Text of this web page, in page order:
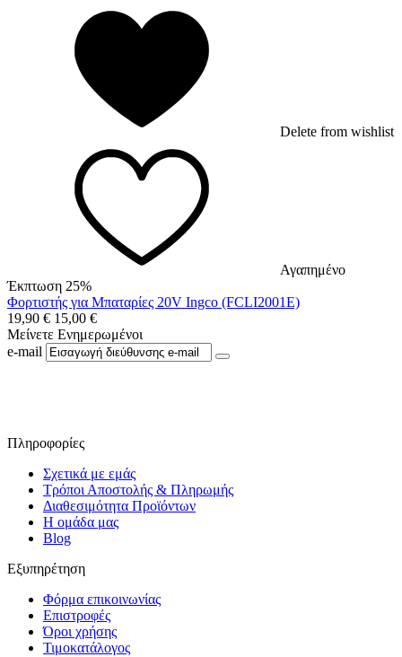
Delete from wishlist
Αγαπημένο
Έκπτωση 25%
Φορτιστής για Μπαταρίες 20V Ingco (FCLI2001E)
19,90 € 15,00 €
Μείνετε Ενημερωμένοι
e-mail
Πληροφορίες
Σχετικά με εμάς
Τρόποι Αποστολής & Πληρωμής
Διαθεσιμότητα Προϊόντων
Η ομάδα μας
Blog
Εξυπηρέτηση
Φόρμα επικοινωνίας
Επιστροφές
Όροι χρήσης
Τιμοκατάλογος